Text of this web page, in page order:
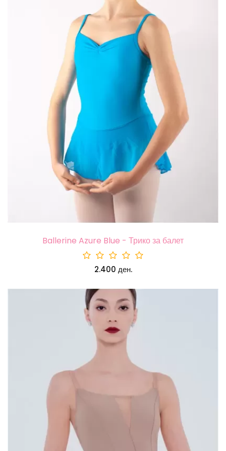
Ballerine Azure Blue - Трико за балет
2.400 ден.